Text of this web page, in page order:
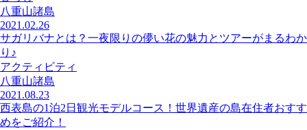
八重山諸島
2021.02.26
サガリバナとは？一夜限りの儚い花の魅力とツアーがまるわか
り♪
アクティビティ
八重山諸島
2021.08.23
西表島の1泊2日観光モデルコース！世界遺産の島在住者おすす
めをご紹介！